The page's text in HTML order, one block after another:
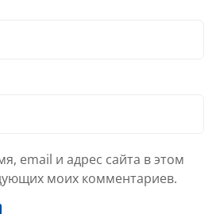
email и адрес сайта в этом
моих комментариев.